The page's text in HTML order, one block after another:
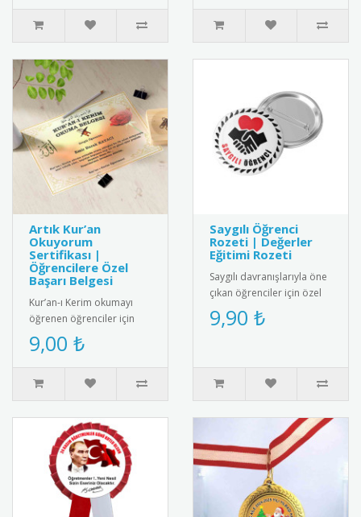
Öğrenc..
Artık Kur’an
Okuyorum
Sertifikası |
Öğrencilere Özel
Başarı Belgesi
Kur’an-ı Kerim okumayı
öğrenen öğrenciler için
anlamlı ve şık bir başarı
belgesi. Sınıf içi törenler..
9,00 ₺
Saygılı Öğrenci
Rozeti | Değerler
Eğitimi Rozeti
Saygılı davranışlarıyla öne
çıkan öğrenciler için özel
tasarım rozet. Okulda
olumlu davranışları pek..
9,90 ₺